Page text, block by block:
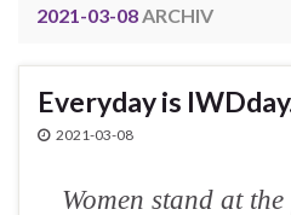
2021-03-08ARCHIV
Everyday is
2021-03-08
Women stand at